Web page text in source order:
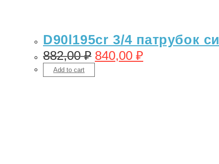
D90l195cr 3/4 патрубок
882,00₽ 840,00 ₽
Add to cart